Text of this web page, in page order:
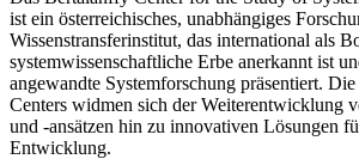
ist ein österreichisches, unabhängiges
Wissenstransferinstitut, das international als
systemwissenschaftliche Erbe anerkannt ist
angewandte Systemforschung präsentiert. Die
Centers widmen sich der Weiterentwicklung
und -ansätzen hin zu innovativen Lösungen
Entwicklung.